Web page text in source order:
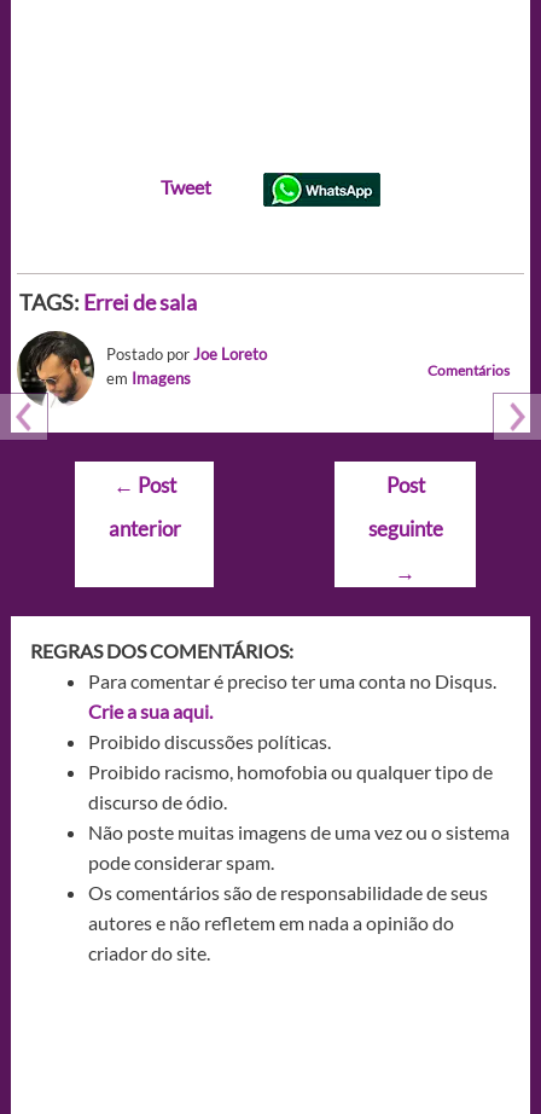
Tweet
TAGS: Errei de sala
Postado porJoe Loreto
em Imagens Comentários
Navegação
Post
← Post
anterior
Post
seguinte
→
REGRAS DOS COMENTÁRIOS:
Para comentar é preciso ter uma conta no Disqus.
Crie a sua aqui.
Proibido discussões políticas.
Proibido racismo, homofobia ou qualquer tipo de
discurso de ódio.
Não poste muitas imagens de uma vez ou o sistema
pode considerar spam.
Os comentários são de responsabilidade de seus
autores e não refletem em nada a opinião do
criador do site.